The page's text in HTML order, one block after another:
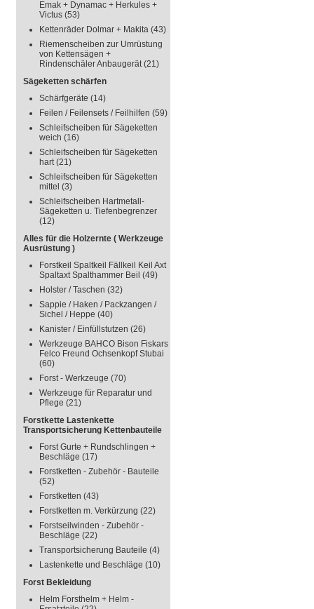
Emak + Dynamac + Herkules +
Victus (53)
Kettenräder Dolmar + Makita (43)
Riemenscheiben zur Umrüstung
von Kettensägen +
Rindenschäler Anbaugerät(21)
Sägeketten schärfen
Schärfgeräte (14)
Feilen / Feilensets / Feilhilfen (59)
Schleifscheiben für Sägeketten
weich (16)
Schleifscheiben für Sägeketten
hart(21)
Schleifscheiben für Sägeketten
mittel (3)
Schleifscheiben Hartmetall-
Sägeketten u. Tiefenbegrenzer
(12)
Alles für die Holzernte ( Werkzeuge
Ausrüstung )
Forstkeil Spaltkeil Fällkeil Keil Axt
Spaltaxt Spalthammer Beil (49)
Holster / Taschen (32)
Sappie / Haken / Packzangen /
Sichel / Heppe (40)
Kanister / Einfüllstutzen (26)
Werkzeuge BAHCO Bison Fiskars
Felco Freund Ochsenkopf Stubai
(60)
Forst - Werkzeuge (70)
Werkzeuge für Reparatur und
Pflege (21)
Forstkette Lastenkette
Transportsicherung Kettenbauteile
Forst Gurte + Rundschlingen +
Beschläge (17)
Forstketten - Zubehör - Bauteile
(52)
Forstketten (43)
Forstketten m. Verkürzung (22)
Forstseilwinden - Zubehör -
Beschläge (22)
Transportsicherung Bauteile (4)
Lastenkette und Beschläge (10)
Forst Bekleidung
Helm Forsthelm + Helm -